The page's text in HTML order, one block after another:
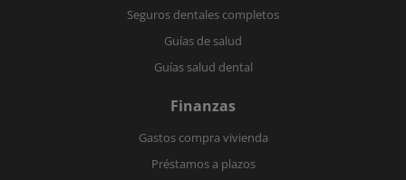
Seguros dentales completos
Guías de salud
Guías salud dental
Finanzas
Gastos compra vivienda
Préstamos a plazos